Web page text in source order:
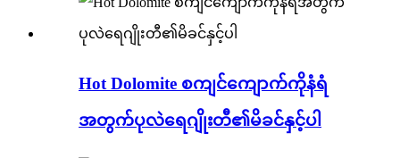
Hot Dolomite စကျင်ကျောက်ကိုနံရံ
အတွက်ပုလဲရေဂျိုးတီ၏မိခင်နှင့်ပါ